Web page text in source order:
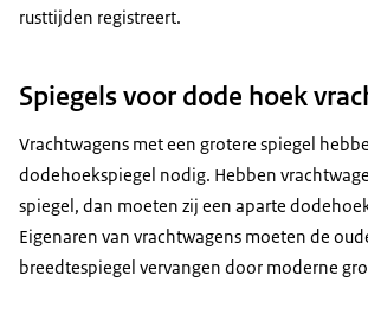
rusttijden registreert.
Spiegels voor dode hoek
Vrachtwagens met een grotere spiegel
dodehoekspiegel nodig. Hebben
spiegel, dan moeten zij een aparte
Eigenaren van vrachtwagens moeten de
breedtespiegel vervangen door moderne